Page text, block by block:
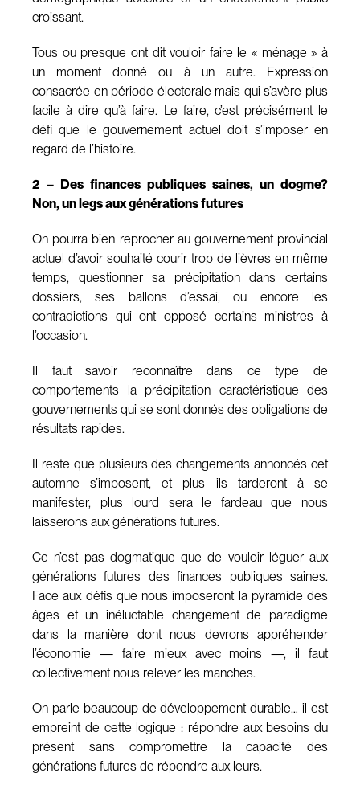
croissant.
Tous ou presque ont dit vouloir faire le « ménage » à
un moment donné ou à un autre. Expression
consacrée en période électorale mais qui s’avère plus
facile à dire qu’à faire. Le faire, c’est précisément le
défi que le gouvernement actuel doit s’imposer en
regard de l’histoire.
2 – Des finances publiques saines, un dogme?
Non, un legs aux générations futures
On pourra bien reprocher au gouvernement provincial
actuel d’avoir souhaité courir trop de lièvres en même
temps, questionner sa précipitation dans certains
dossiers, ses ballons d’essai, ou encore les
contradictions qui ont opposé certains ministres à
l’occasion.
Il faut savoir reconnaître dans ce type de
comportements la précipitation caractéristique des
gouvernements qui se sont donnés des obligations de
résultats rapides.
Il reste que plusieurs des changements annoncés cet
automne s’imposent, et plus ils tarderont à se
manifester, plus lourd sera le fardeau que nous
laisserons aux générations futures.
Ce n’est pas dogmatique que de vouloir léguer aux
générations futures des finances publiques saines.
Face aux défis que nous imposeront la pyramide des
âges et un inéluctable changement de paradigme
dans la manière dont nous devrons appréhender
l’économie — faire mieux avec moins —, il faut
collectivement nous relever les manches.
On parle beaucoup de développement durable… il est
empreint de cette logique : répondre aux besoins du
présent sans compromettre la capacité des
générations futures de répondre aux leurs.